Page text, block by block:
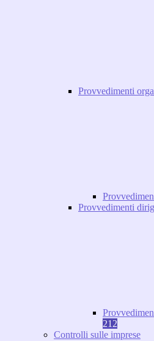
Provvedimenti
Provvedimenti
212
Controlli sulle imprese